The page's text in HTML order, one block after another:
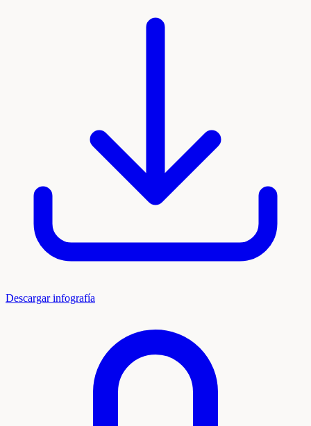
Descargar infografía